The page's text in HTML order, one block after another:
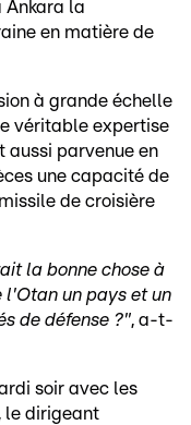
Ankara la
en matière de
à grande échelle
véritable expertise
aussi parvenue en
une capacité de
de croisière
la bonne chose à
l'Otan un pays et un
de défense ?", a-t-
soir avec les
le dirigeant